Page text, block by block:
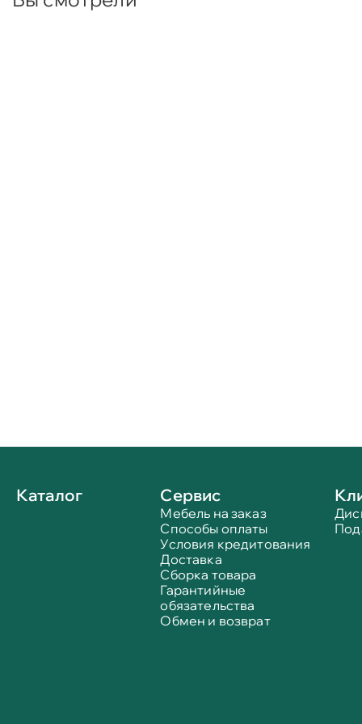
Каталог Сервис
Мебель на заказ
Способы оплаты
Условия кредитования
Доставка
Сборка товара
Гарантийные
обязательства
Обмен и возврат